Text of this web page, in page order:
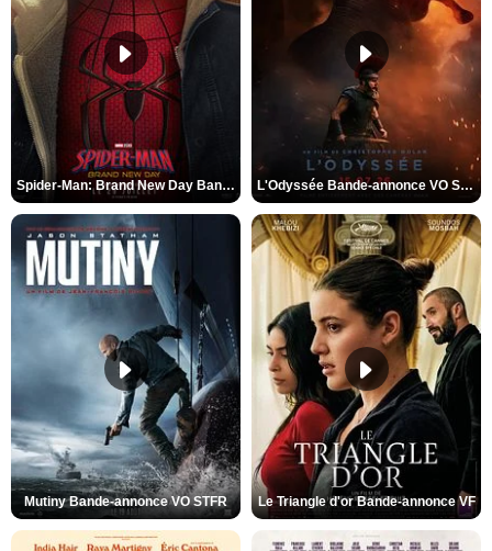
Spider-Man: Brand New Day Bande-annonce VO STFR L'Odyssée Bande-annonce VO STFR
Mutiny Bande-annonce VO STFR Le Triangle d'or Bande-annonce VF